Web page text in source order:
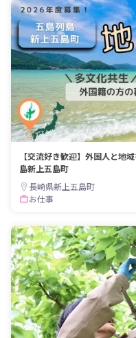
【交流好き歓迎】外国人と地
島新上五島町
長崎県新上五島町
お仕事